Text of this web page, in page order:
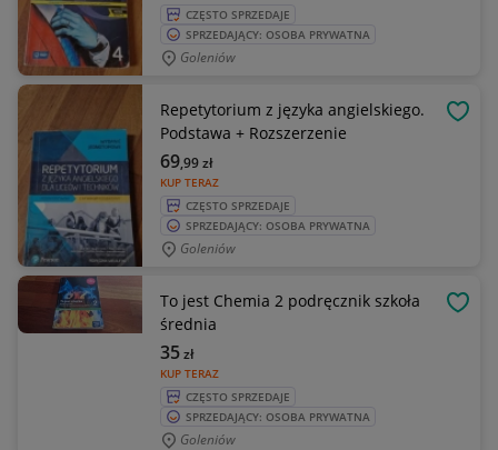
CZĘSTO SPRZEDAJE
SPRZEDAJĄCY: OSOBA PRYWATNA
Goleniów
Repetytorium z języka angielskiego.
Podstawa + Rozszerzenie
KUP TERAZ
69,99zł
CZĘSTO SPRZEDAJE
SPRZEDAJĄCY: OSOBA PRYWATNA
Goleniów
To jest Chemia 2 podręcznik szkoła
średnia
KUP TERAZ
35zł
CZĘSTO SPRZEDAJE
SPRZEDAJĄCY: OSOBA PRYWATNA
Goleniów